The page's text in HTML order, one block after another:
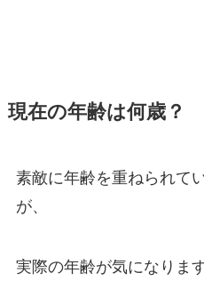
現在の年齢は何歳？
素敵に年齢を重ねられて
が、
実際の年齢が気になります